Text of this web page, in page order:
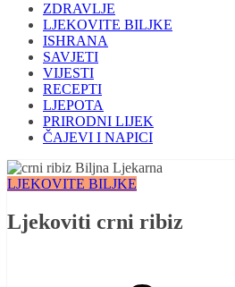
ZDRAVLJE
LJEKOVITE BILJKE
ISHRANA
SAVJETI
VIJESTI
RECEPTI
LJEPOTA
PRIRODNI LIJEK
ČAJEVI I NAPICI
LJEKOVITE BILJKE
Ljekoviti crni ribiz